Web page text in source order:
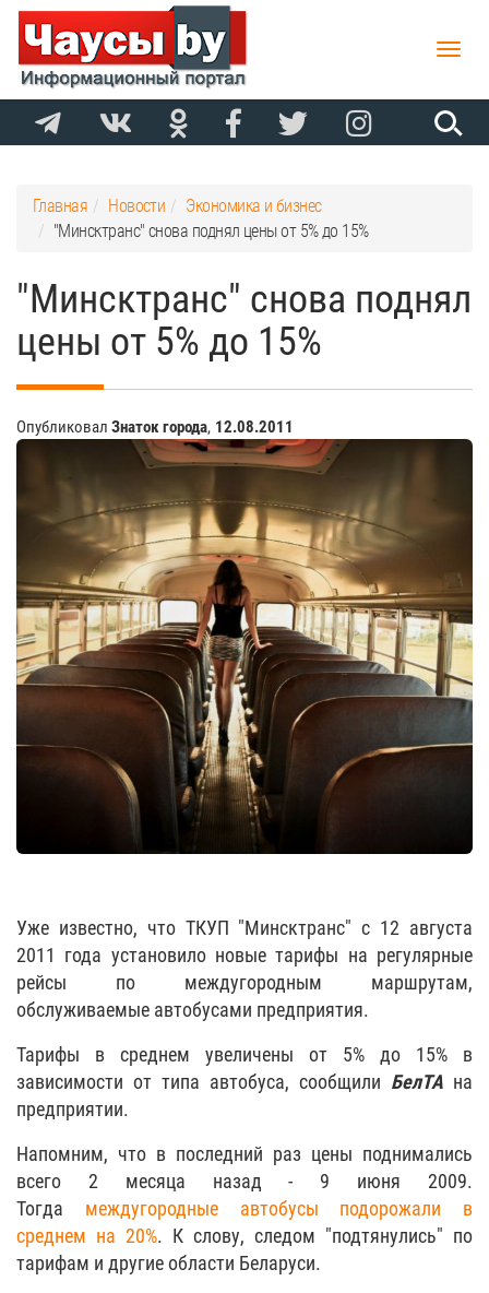
Toggle
Главная Новости
Экономика и бизнес
"Минсктранс" снова поднял цены от 5% до 15%
"Минсктранс" снова поднял
цены от 5% до 15%
Опубликовал Знаток города, 12.08.2011
Уже известно, что ТКУП "Минсктранс" с 12 августа
2011 года установило новые тарифы на регулярные
рейсы по междугородным маршрутам,
обслуживаемые автобусами предприятия.
Тарифы в среднем увеличены от 5% до 15% в
зависимости от типа автобуса, сообщили БелТА на
предприятии.
Напомним, что в последний раз цены поднимались
всего 2 месяца назад - 9 июня 2009.
Тогда междугородные автобусы подорожали в
среднем на 20%. К слову, следом "подтянулись" по
тарифам и другие области Беларуси.